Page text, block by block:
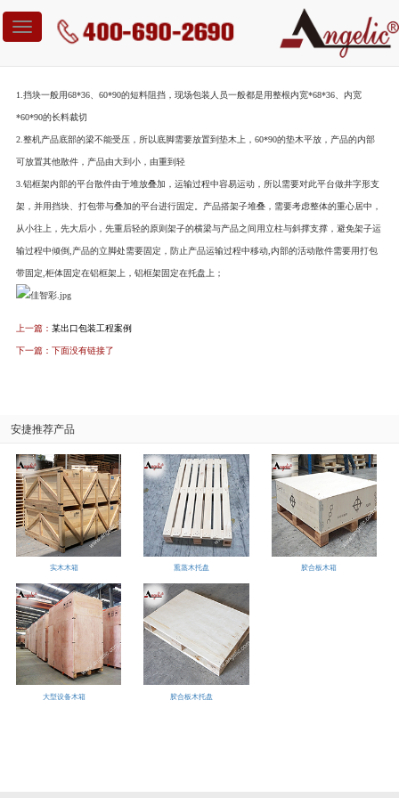
Toggle
navigation
您当前位置：
1.挡块一般用68*36、60*90的短料阻挡，现场包装人员一般都是用整根内宽*68*36、内宽
*60*90的长料裁切
2.整机产品底部的梁不能受压，所以底脚需要放置到垫木上，60*90的垫木平放，产品的内部
可放置其他散件，产品由大到小，由重到轻
3.铝框架内部的平台散件由于堆放叠加，运输过程中容易运动，所以需要对此平台做井字形支
架，并用挡块、打包带与叠加的平台进行固定。产品搭架子堆叠，需要考虑整体的重心居中，
从小往上，先大后小，先重后轻的原则架子的横梁与产品之间用立柱与斜撑支撑，避免架子运
输过程中倾倒,产品的立脚处需要固定，防止产品运输过程中移动,内部的活动散件需要用打包
带固定,柜体固定在铝框架上，铝框架固定在托盘上；
上一篇： 某出口包装工程案例
下一篇：下面没有链接了
安捷推荐产品
实木木箱 熏蒸木托盘 胶合板木箱
大型设备木箱 胶合板木托盘